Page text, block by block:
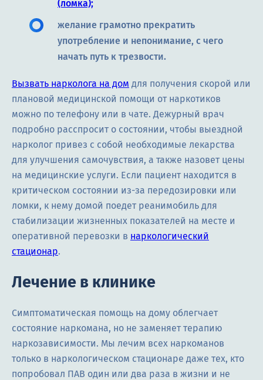
(ломка);
желание грамотно прекратить
употребление и непонимание, с чего
начать путь к трезвости.
Вызвать нарколога на дом для получения скорой или
плановой медицинской помощи от наркотиков
можно по телефону или в чате. Дежурный врач
подробно расспросит о состоянии, чтобы выездной
нарколог привез с собой необходимые лекарства
для улучшения самочувствия, а также назовет цены
на медицинские услуги. Если пациент находится в
критическом состоянии из-за передозировки или
ломки, к нему домой поедет реанимобиль для
стабилизации жизненных показателей на месте и
оперативной перевозки в наркологический
стационар.
Лечение в клинике
Симптоматическая помощь на дому облегчает
состояние наркомана, но не заменяет терапию
наркозависимости. Мы лечим всех наркоманов
только в наркологическом стационаре даже тех, кто
попробовал ПАВ один или два раза в жизни и не